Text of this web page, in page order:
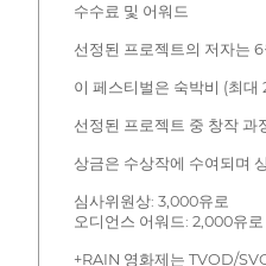
수수료 및 어워드
선정된 프로젝트의 저자는
이 페스티벌은 숙박비 (최대
선정된 프로젝트 중 창작 과
상금은 수상작에 수여되며
심사위원상: 3,000유로
오디언스 어워드: 2,000유로
+RAIN 영화제는 TVOD/